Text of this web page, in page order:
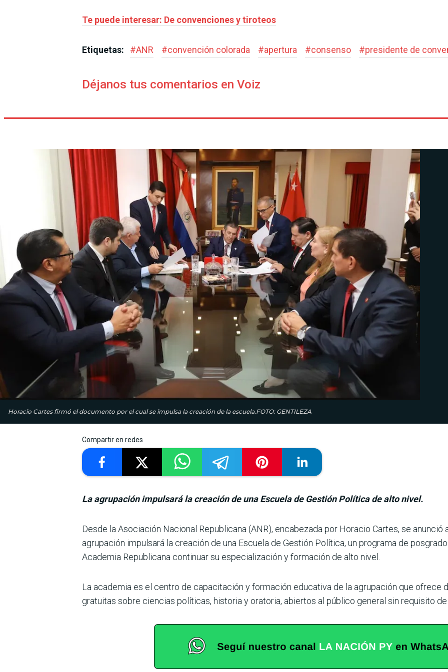
Te puede interesar: De convenciones y tiroteos
Etiquetas: #ANR #convención colorada #apertura #consenso #presidente de
Déjanos tus comentarios en Voiz
Horacio Cartes firmó el documento por el cual se impulsa la creación de la escuela.FOTO: GENTILEZA
Compartir en redes
La agrupación impulsará la creación de una Escuela de Gestión Política de alto nivel.
Desde la Asociación Nacio­nal Republicana (ANR), enca­bezada por Horacio Cartes, se anunció
agrupación impulsará la creación de una Escuela de Gestión Política, un programa de
Academia Republicana conti­nuar su especialización y for­mación de alto nivel.
La academia es el centro de capacitación y formación edu­cativa de la agrupación que ofrece
gratuitas sobre cien­cias políticas, historia y orato­ria, abiertos al público general sin requisito de